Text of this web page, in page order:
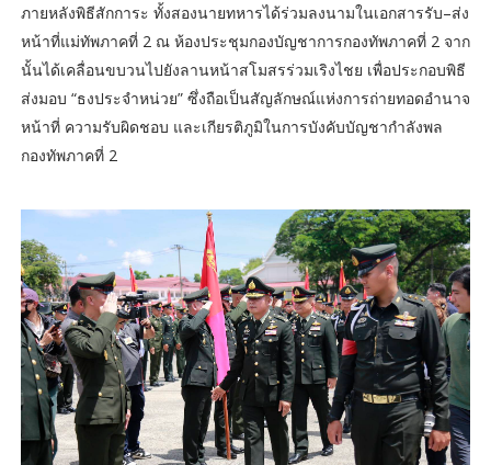
ภายหลังพิธีสักการะ ทั้งสองนายทหารได้ร่วมลงนามในเอกสารรับ–ส่ง
หน้าที่แม่ทัพภาคที่ 2 ณ ห้องประชุมกองบัญชาการกองทัพภาคที่ 2 จาก
นั้นได้เคลื่อนขบวนไปยังลานหน้าสโมสรร่วมเริงไชย เพื่อประกอบพิธี
ส่งมอบ “ธงประจำหน่วย” ซึ่งถือเป็นสัญลักษณ์แห่งการถ่ายทอดอำนาจ
หน้าที่ ความรับผิดชอบ และเกียรติภูมิในการบังคับบัญชากำลังพล
กองทัพภาคที่ 2